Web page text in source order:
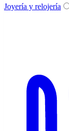
Joyería y relojería